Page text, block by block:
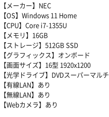
【メーカー】NEC
【OS】Windows 11 Home
【CPU】Core i7-1355U
【メモリ】16GB
【ストレージ】512GB SSD
【グラフィックス】オンボード
【画面サイズ】16型 1920x1200
【光学ドライブ】DVDスーパーマルチ
【有線LAN】あり
【無線LAN】あり
【Webカメラ】あり